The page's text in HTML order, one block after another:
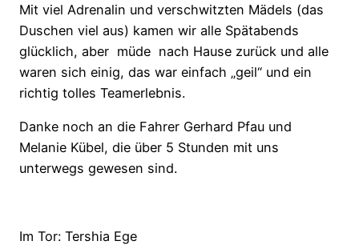
Mit viel Adrenalin und verschwitzten Mädels (das
Duschen viel aus) kamen wir alle Spätabends
glücklich, aber müde nach Hause zurück und alle
waren sich einig, das war einfach „geil“ und ein
richtig tolles Teamerlebnis.
Danke noch an die Fahrer Gerhard Pfau und
Melanie Kübel, die über 5 Stunden mit uns
unterwegs gewesen sind.
Im Tor: Tershia Ege